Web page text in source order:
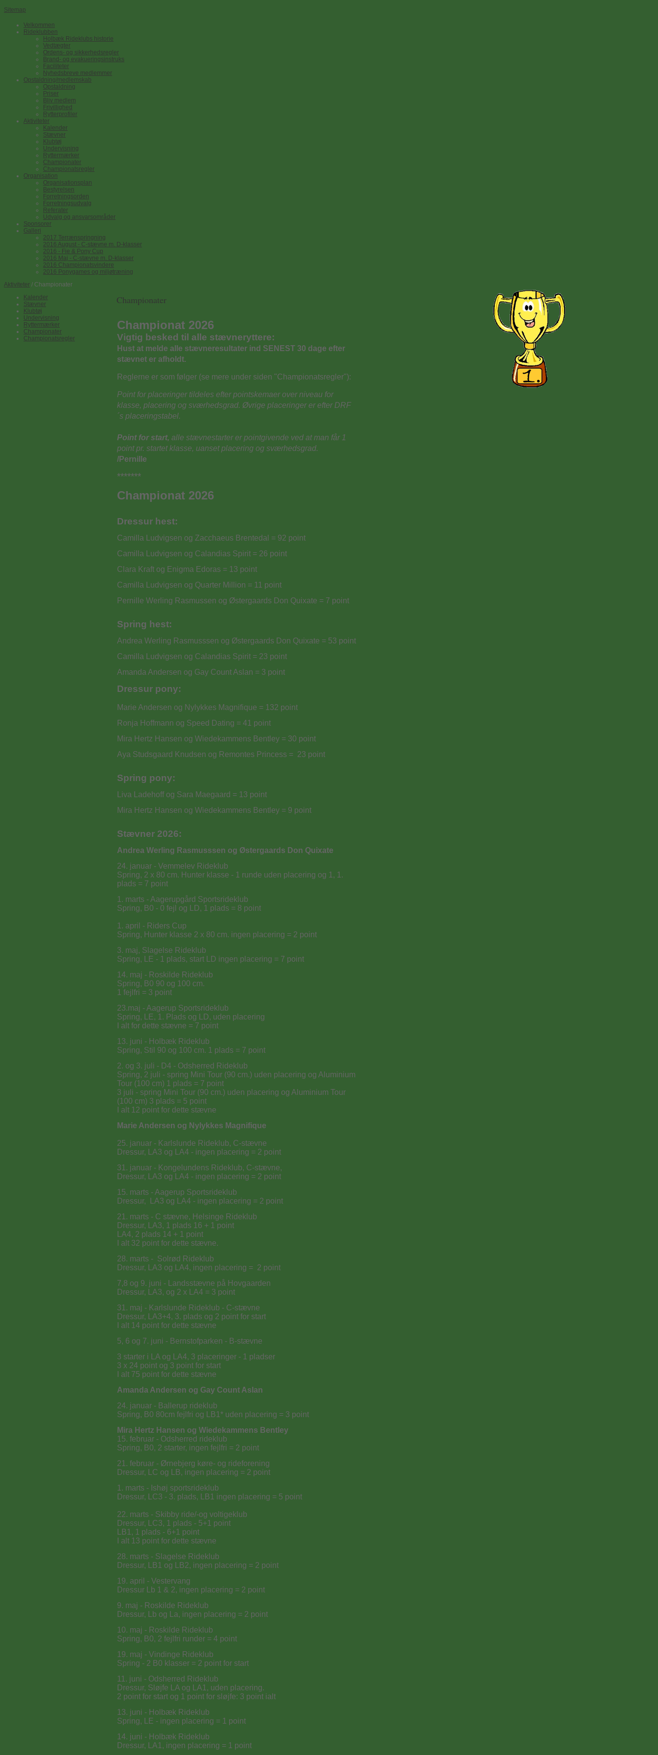
Sitemap
Velkommen
Rideklubben
Holbæk Rideklubs historie
Vedtægter
Ordens- og sikkerhedsregler
Brand- og evakueringsinstruks
Faciliteter
Nyhedsbreve medlemmer
Opstaldning/medlemskab
Opstaldning
Priser
Bliv medlem
Frivillighed
Rytterprofiler
Aktiviteter
Kalender
Stævner
Klubtøj
Undervisning
Ryttermærker
Championater
Championatsregler
Organisation
Organisationsplan
Bestyrelsen
Forretningsorden
Forretningsudvalg
Referater
Udvalg og ansvarsområder
Sponsorer
Galleri
2017 Terrænspringning
2016 August - C-stævne m. D-klasser
2016 - Fie & Pony Cup
2016 Maj - C-stævne m. D-klasser
2016 Championatsvindere
2016 Ponygames og miljøtræning
Aktiviteter / Championater
Kalender
Stævner
Klubtøj
Undervisning
Ryttermærker
Championater
Championatsregler
Championater
Championat 2026
Vigtig besked til alle stævneryttere:
Hust at melde alle stævneresultater ind SENEST 30 dage efter
stævnet er afholdt.
Reglerne er som følger (se mere under siden "Championatsregler"):
Point for placeringer tildeles efter pointskemaer over niveau for
klasse, placering og sværhedsgrad. Øvrige placeringer er efter DRF
´s placeringstabel.
Point for start, alle stævnestarter er pointgivende ved at man får 1
point pr. startet klasse, uanset placering og sværhedsgrad.
/Pernille
*******
Championat 2026
Dressur hest:
Camilla Ludvigsen og Zacchaeus Brentedal = 92 point
Camilla Ludvigsen og Calandias Spirit = 26 point
Clara Kraft og Enigma Edoras = 13 point
Camilla Ludvigsen og Quarter Million = 11 point
Pernille Werling Rasmussen og Østergaards Don Quixate = 7 point
Spring hest:
Andrea Werling Rasmusssen og Østergaards Don Quixate = 53 point
Camilla Ludvigsen og Calandias Spirit = 23 point
Amanda Andersen og Gay Count Aslan = 3 point
Dressur pony:
Marie Andersen og Nylykkes Magnifique = 132 point
Ronja Hoffmann og Speed Dating = 41 point
Mira Hertz Hansen og Wiedekammens Bentley = 30 point
Aya Studsgaard Knudsen og Remontes Princess = 23 point
Spring pony:
Liva Ladehoff og Sara Maegaard = 13 point
Mira Hertz Hansen og Wiedekammens Bentley = 9 point
Stævner 2026:
Andrea Werling Rasmusssen og Østergaards Don Quixate
24. januar - Vemmelev Rideklub
Spring, 2 x 80 cm. Hunter klasse - 1 runde uden placering og 1, 1.
plads = 7 point
1. marts - Aagerupgård Sportsrideklub
Spring, B0 - 0 fejl og LD, 1 plads = 8 point
1. april - Riders Cup
Spring, Hunter klasse 2 x 80 cm. ingen placering = 2 point
3. maj, Slagelse Rideklub
Spring, LE - 1 plads, start LD ingen placering = 7 point
14. maj - Roskilde Rideklub
Spring, B0 90 og 100 cm.
1 fejlfri = 3 point
23.maj - Aagerup Sportsrideklub
Spring, LE, 1. Plads og LD, uden placering
I alt for dette stævne = 7 point
13. juni - Holbæk Rideklub
Spring, Stil 90 og 100 cm. 1 plads = 7 point
2. og 3. juli - D4 - Odsherred Rideklub
Spring, 2 juli - spring Mini Tour (90 cm.) uden placering og Aluminium
Tour (100 cm) 1 plads = 7 point
3 juli - spring Mini Tour (90 cm.) uden placering og Aluminium Tour
(100 cm) 3 plads = 5 point
I alt 12 point for dette stævne
Marie Andersen og Nylykkes Magnifique
25. januar - Karlslunde Rideklub, C-stævne
Dressur, LA3 og LA4 - ingen placering = 2 point
31. januar - Kongelundens Rideklub, C-stævne,
Dressur, LA3 og LA4 - ingen placering = 2 point
15. marts - Aagerup Sportsrideklub
Dressur, LA3 og LA4 - ingen placering = 2 point
21. marts - C stævne, Helsinge Rideklub
Dressur, LA3, 1 plads 16 + 1 point
LA4, 2 plads 14 + 1 point
I alt 32 point for dette stævne.
28. marts - Solrød Rideklub
Dressur, LA3 og LA4, ingen placering = 2 point
7,8 og 9. juni - Landsstævne på Hovgaarden
Dressur, LA3, og 2 x LA4 = 3 point
31. maj - Karlslunde Rideklub - C-stævne
Dressur, LA3+4, 3. plads og 2 point for start
I alt 14 point for dette stævne
5, 6 og 7. juni - Bernstofparken - B-stævne
3 starter i LA og LA4, 3 placeringer - 1 pladser
3 x 24 point og 3 point for start
I alt 75 point for dette stævne
Amanda Andersen og Gay Count Aslan
24. januar - Ballerup rideklub
Spring, B0 80cm fejlfri og LB1* uden placering = 3 point
Mira Hertz Hansen og Wiedekammens Bentley
15. februar - Odsherred rideklub
Spring, B0, 2 starter, ingen fejlfri = 2 point
21. februar - Ørnebjerg køre- og rideforening
Dressur, LC og LB, ingen placering = 2 point
1. marts - Ishøj sportsrideklub
Dressur, LC3 - 3. plads, LB1 ingen placering = 5 point
22. marts - Skibby ride/-og voltigeklub
Dressur, LC3, 1 plads - 5+1 point
LB1, 1 plads - 6+1 point
I alt 13 point for dette stævne
28. marts - Slagelse Rideklub
Dressur, LB1 og LB2, ingen placering = 2 point
19. april - Vestervang
Dressur Lb 1 & 2, ingen placering = 2 point
9. maj - Roskilde Rideklub
Dressur, Lb og La, ingen placering = 2 point
10. maj - Roskilde Rideklub
Spring, B0, 2 fejlfri runder = 4 point
19. maj - Vindinge Rideklub
Spring - 2 B0 klasser = 2 point for start
11. juni - Odsherred Rideklub
Dressur, Sløjfe LA og LA1, uden placering.
2 point for start og 1 point for sløjfe: 3 point ialt
13. juni - Holbæk Rideklub
Spring, LE - ingen placering = 1 point
14. juni - Holbæk Rideklub
Dressur, LA1, ingen placering = 1 point